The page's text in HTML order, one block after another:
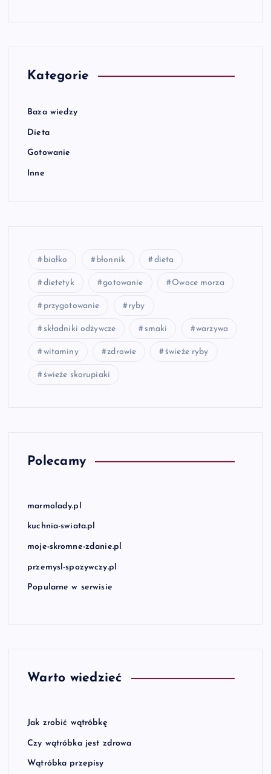
Kategorie
Baza wiedzy
Dieta
Gotowanie
Inne
białko błonnik dieta
dietetyk gotowanie Owoce morza
przygotowanie ryby
składniki odżywcze smaki warzywa
witaminy zdrowie świeże ryby
świeże skorupiaki
Polecamy
marmolady.pl
kuchnia-swiata.pl
moje-skromne-zdanie.pl
przemysl-spozywczy.pl
Popularne w serwisie
Warto wiedzieć
Jak zrobić wątróbkę
Czy wątróbka jest zdrowa
Wątróbka przepisy